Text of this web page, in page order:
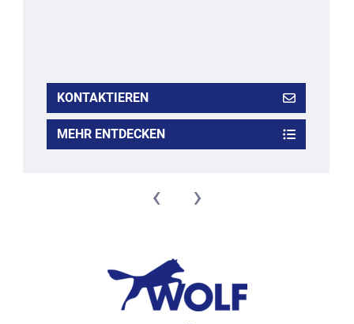
KONTAKTIEREN
MEHR ENTDECKEN
‹ ›